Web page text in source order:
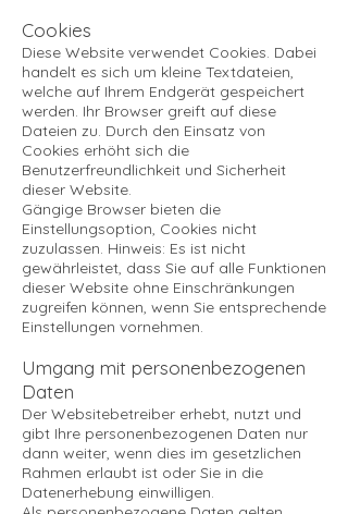
Cookies
Diese Website verwendet Cookies. Dabei
handelt es sich um kleine Textdateien,
welche auf Ihrem Endgerät gespeichert
werden. Ihr Browser greift auf diese
Dateien zu. Durch den Einsatz von
Cookies erhöht sich die
Benutzerfreundlichkeit und Sicherheit
dieser Website.
Gängige Browser bieten die
Einstellungsoption, Cookies nicht
zuzulassen. Hinweis: Es ist nicht
gewährleistet, dass Sie auf alle Funktionen
dieser Website ohne Einschränkungen
zugreifen können, wenn Sie entsprechende
Einstellungen vornehmen.
Umgang mit personenbezogenen
Daten
Der Websitebetreiber erhebt, nutzt und
gibt Ihre personenbezogenen Daten nur
dann weiter, wenn dies im gesetzlichen
Rahmen erlaubt ist oder Sie in die
Datenerhebung einwilligen.